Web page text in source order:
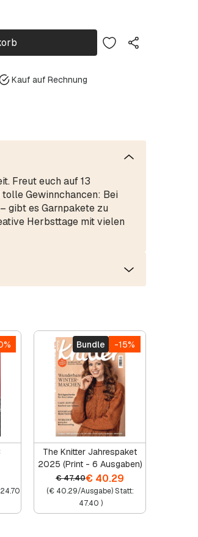
Kauf auf Rechnung
Freut euch auf 13
Gewinnchancen: Bei
gibt es Garnpakete zu
Herbsttage mit vielen
24.70
Bundle -15%
The Knitter Jahrespaket
2025 (Print - 6 Ausgaben)
€47.40€ 40.29
(€40.29/Ausgabe) Statt:
47.40 )